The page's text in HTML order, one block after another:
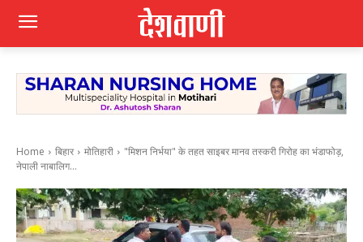
Home बिहार मोतिहारी
"मिशन निर्भया" के तहत साइबर मानव तस्करी गिरोह का भंडाफोड़,
नेपाली नाबालिग...